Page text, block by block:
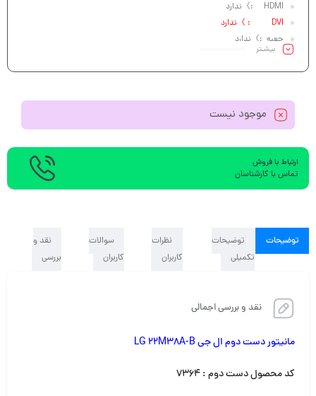
HDMI :》ندارد
DVI : 》ندارد
جعبه :》ندارد
بیشـتر
موجود نیست
ارتباط با فروش
تماس با کارشناسان
توضیحات
توضیحات
تکمیلی
نظرات
کاربران
سوالات
کاربران
نقد و
بررسی
نقد و بررسی اجمالی
مانیتور دست دوم ال جی LG 22M38A-B
کد محصول دست دوم : ۷۳۶۴